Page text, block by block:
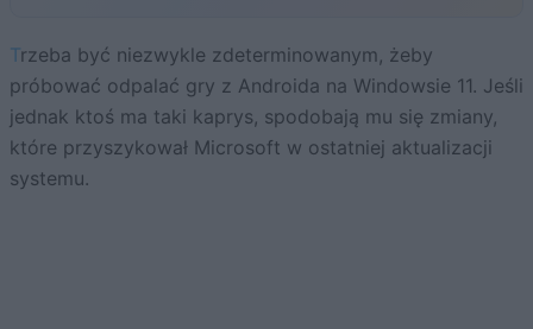
Trzeba być niezwykle zdeterminowanym, żeby
próbować odpalać gry z Androida na Windowsie 11. Jeśli
jednak ktoś ma taki kaprys, spodobają mu się zmiany,
które przyszykował Microsoft w ostatniej aktualizacji
systemu.